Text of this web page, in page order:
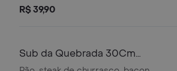
a sua escolha com valor adicional.
falcões.
R$ 39,90
Sub da Quebrada 30Cm